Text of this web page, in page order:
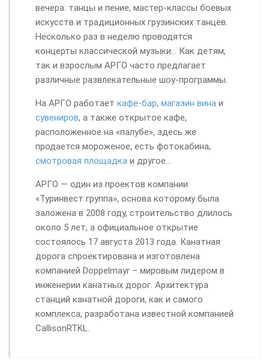
вечера: танцы и пение, мастер-классы боевых
искусств и традиционных грузинских танцев.
Несколько раз в неделю проводятся
концерты классической музыки... Как детям,
так и взрослым АРГО часто предлагает
различные развлекательные шоу-программы.
На АРГО работаеткафе-бар,магазин вина и
сувениров, а также открытое кафе,
расположенное на «палубе», здесь же
продается мороженое, есть фотокабина,
смотровая площадка и другое...
АРГО — один из проектов компании
«Туринвест группа», основа которому была
заложена в 2008 году, строительство длилось
около 5 лет, а официальное открытие
состоялось 17 августа 2013 года. Канатная
дорога спроектирована и изготовлена ​​
компанией Doppelmayr – мировым лидером в
инженерии канатных дорог. Архитектура
станций канатной дороги, как и самого
комплекса, разработана известной компанией
CallisonRTKL.